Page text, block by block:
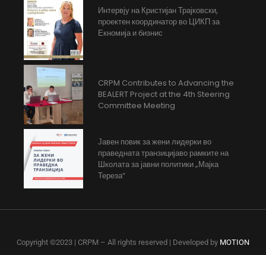
Интервју на Кристијан Трајковски,
проектен координатор во ЦИКП за
Екномија и бизнис
CRPM Contributes to Advancing the
BEALERT Project at the 4th Steering
Committee Meeting
Јавен повик за жени лидерки во
праведната транзицијаво рамките на
Школата за јавни политики „Мајка
Тереза“
Copyright ©2023 | CRPM – All rights reserved | Developed by MOTION